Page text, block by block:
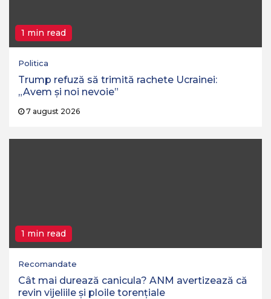
1 min read
Politica
Trump refuză să trimită rachete Ucrainei:
„Avem și noi nevoie”
7 august 2026
1 min read
Recomandate
Cât mai durează canicula? ANM avertizează că
revin vijeliile și ploile torențiale